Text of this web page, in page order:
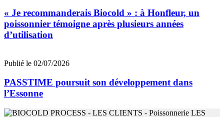
« Je recommanderais Biocold » : à Honfleur, un
poissonnier témoigne après plusieurs années
d’utilisation
Publié le 02/07/2026
PASSTIME poursuit son développement dans
l’Essonne